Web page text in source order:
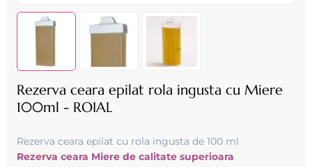
Rezerva ceara epilat rola ingusta cu Miere
100ml - ROIAL
Rezerva ceara epilat cu rola ingusta de 100 ml
Rezerva ceara Miere de calitate superioara